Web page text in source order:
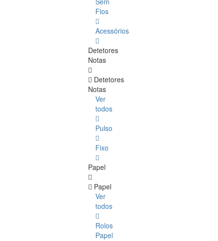
Fios
Acessórios
Detetores
Notas
Detetores
Notas
Ver
todos
Pulso
Fixo
Papel
Papel
Ver
todos
Rolos
Papel